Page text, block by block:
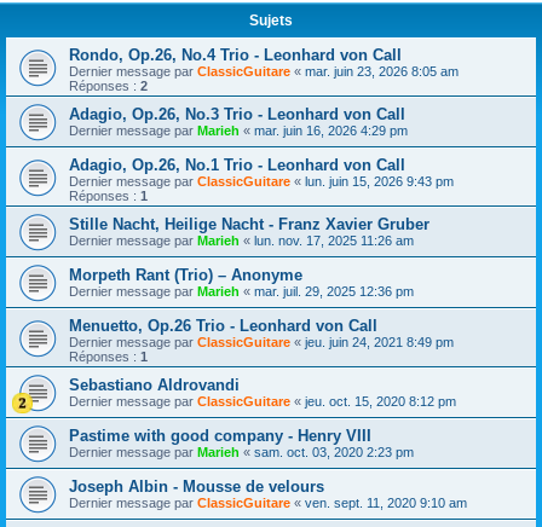
Sujets
Rondo, Op.26, No.4 Trio - Leonhard von Call
Dernier message par ClassicGuitare « mar. juin 23, 2026 8:05 am
Réponses : 2
Adagio, Op.26, No.3 Trio - Leonhard von Call
Dernier message par Marieh « mar. juin 16, 2026 4:29 pm
Adagio, Op.26, No.1 Trio - Leonhard von Call
Dernier message par ClassicGuitare « lun. juin 15, 2026 9:43 pm
Réponses : 1
Stille Nacht, Heilige Nacht - Franz Xavier Gruber
Dernier message par Marieh « lun. nov. 17, 2025 11:26 am
Morpeth Rant (Trio) – Anonyme
Dernier message par Marieh « mar. juil. 29, 2025 12:36 pm
Menuetto, Op.26 Trio - Leonhard von Call
Dernier message par ClassicGuitare « jeu. juin 24, 2021 8:49 pm
Réponses : 1
Sebastiano Aldrovandi
Dernier message par ClassicGuitare « jeu. oct. 15, 2020 8:12 pm
Pastime with good company - Henry VIII
Dernier message par Marieh « sam. oct. 03, 2020 2:23 pm
Joseph Albin - Mousse de velours
Dernier message par ClassicGuitare « ven. sept. 11, 2020 9:10 am